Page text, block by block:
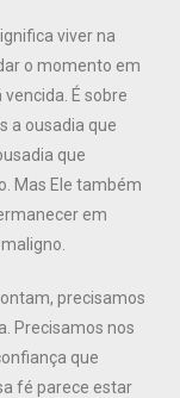
viver na
o momento em
É sobre
a ousadia que
que
Mas Ele também
em
precisamos
Precisamos nos
que
fé parece estar